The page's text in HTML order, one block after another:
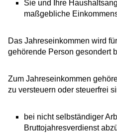
Sie und Ihre
maßgebliche
Das Jahreseinkommen wird
gehörende Person gesondert
Zum Jahreseinkommen
zu versteuern oder steuerfrei
bei nicht selbständiger
Bruttojahresverdienst